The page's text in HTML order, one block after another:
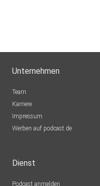
Unternehmen
Team
Karriere
Impressum
Werben auf podcast.de
Dienst
Podcast anmelden